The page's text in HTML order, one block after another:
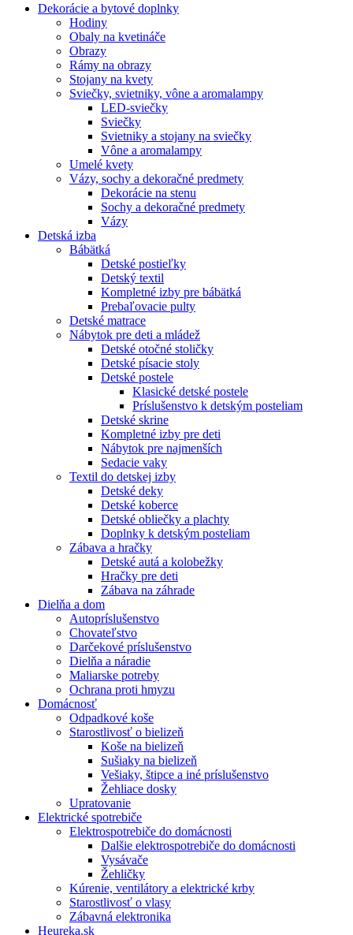
Dekorácie a bytové doplnky
Hodiny
Obaly na kvetináče
Obrazy
Rámy na obrazy
Stojany na kvety
Sviečky, svietniky, vône a aromalampy
LED-sviečky
Sviečky
Svietniky a stojany na sviečky
Vône a aromalampy
Umelé kvety
Vázy, sochy a dekoračné predmety
Dekorácie na stenu
Sochy a dekoračné predmety
Vázy
Detská izba
Bábätká
Detské postieľky
Detský textil
Kompletné izby pre bábätká
Prebaľovacie pulty
Detské matrace
Nábytok pre deti a mládež
Detské otočné stoličky
Detské písacie stoly
Detské postele
Klasické detské postele
Príslušenstvo k detským posteliam
Detské skrine
Kompletné izby pre deti
Nábytok pre najmenších
Sedacie vaky
Textil do detskej izby
Detské deky
Detské koberce
Detské obliečky a plachty
Doplnky k detským posteliam
Zábava a hračky
Detské autá a kolobežky
Hračky pre deti
Zábava na záhrade
Dielňa a dom
Autopríslušenstvo
Chovateľstvo
Darčekové príslušenstvo
Dielňa a náradie
Maliarske potreby
Ochrana proti hmyzu
Domácnosť
Odpadkové koše
Starostlivosť o bielizeň
Koše na bielizeň
Sušiaky na bielizeň
Vešiaky, štipce a iné príslušenstvo
Žehliace dosky
Upratovanie
Elektrické spotrebiče
Elektrospotrebiče do domácnosti
Dalšie elektrospotrebiče do domácnosti
Vysávače
Žehličky
Kúrenie, ventilátory a elektrické krby
Starostlivosť o vlasy
Zábavná elektronika
Heureka.sk